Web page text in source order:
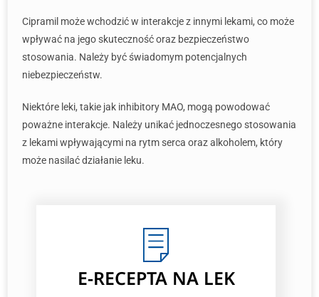
Cipramil może wchodzić w interakcje z innymi lekami, co może
wpływać na jego skuteczność oraz bezpieczeństwo
stosowania. Należy być świadomym potencjalnych
niebezpieczeństw.
Niektóre leki, takie jak inhibitory MAO, mogą powodować
poważne interakcje. Należy unikać jednoczesnego stosowania
z lekami wpływającymi na rytm serca oraz alkoholem, który
może nasilać działanie leku.
E-RECEPTA NA LEK